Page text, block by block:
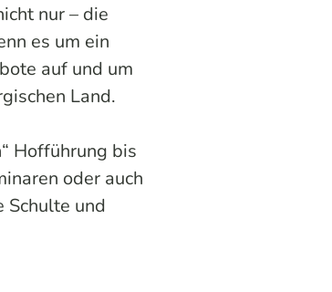
nur – die
es um ein
auf und um
Land.
Hofführung bis
oder auch
Schulte und